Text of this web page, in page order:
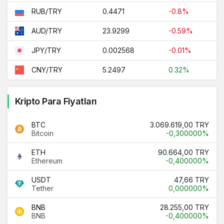
RUB/TRY 0.4471 -0.8%
AUD/TRY 23.9299 -0.59%
JPY/TRY 0.002568 -0.01%
CNY/TRY 5.2497 0.32%
Kripto Para Fiyatları
BTC
Bitcoin
3.069.619,00 TRY
-0,300000%
ETH
Ethereum
90.664,00 TRY
-0,400000%
USDT
Tether
47,66 TRY
0,000000%
BNB
BNB
28.255,00 TRY
-0,400000%